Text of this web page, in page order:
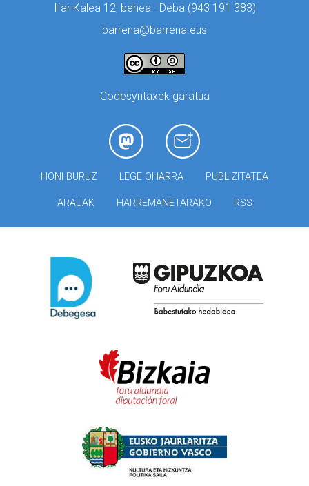
Ifar Kalea 12, behea · Deba (943 191 383)
barrena@barrena.eus
Codesyntaxek garatua
HONI BURUZ LEGE OHARRA PUBLIZITATEA
ARAUAK HARREMANETARAKO RSS